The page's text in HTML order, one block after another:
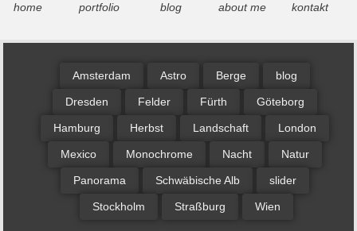
home portfolio blog about me kontakt
Amsterdam Astro Berge blog
Dresden Felder Fürth Göteborg
Hamburg Herbst Landschaft London
Mexico Monochrome Nacht Natur
Panorama Schwäbische Alb slider
Stockholm Straßburg Wien